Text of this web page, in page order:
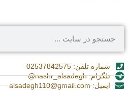
شماره تلفن: 02537842575
تلگرام: nashr_alsadegh@
ایمیل: alsadegh110@gmail.com